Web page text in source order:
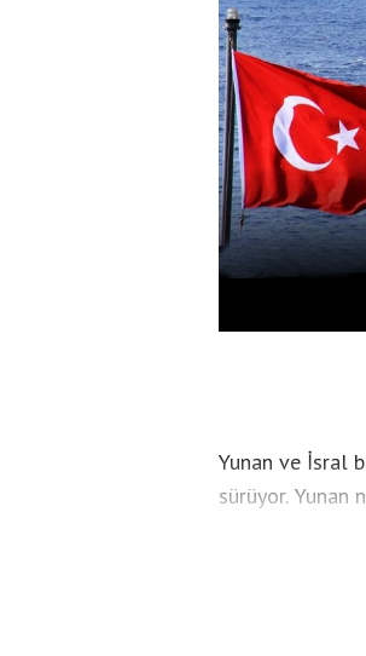
Yunan ve İsral
sürüyor. Yunan
taşıyarak,
ifadeleriyle